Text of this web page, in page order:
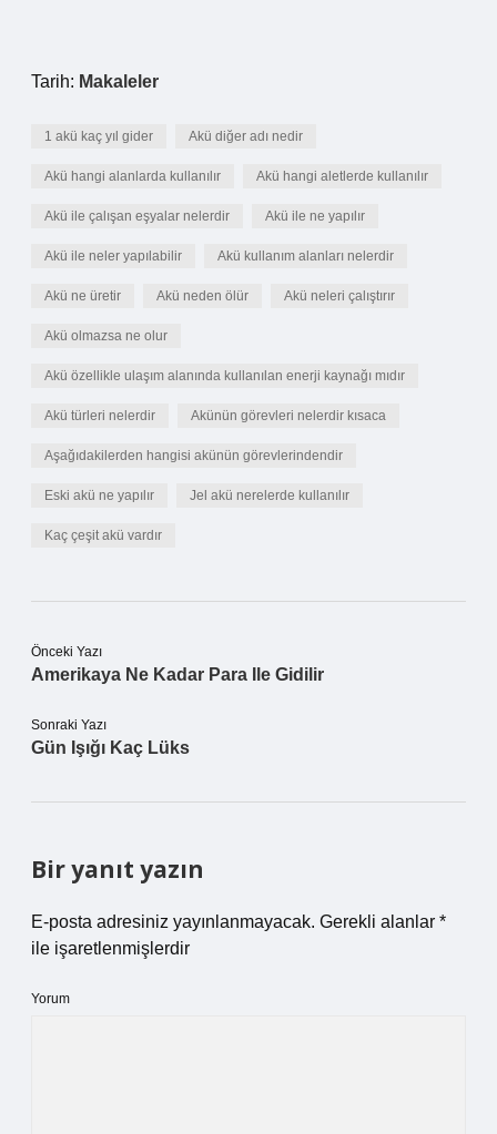
Tarih: Makaleler
1 akü kaç yıl gider Akü diğer adı nedir
Akü hangi alanlarda kullanılır Akü hangi aletlerde kullanılır
Akü ile çalışan eşyalar nelerdir Akü ile ne yapılır
Akü ile neler yapılabilir Akü kullanım alanları nelerdir
Akü ne üretir Akü neden ölür Akü neleri çalıştırır
Akü olmazsa ne olur
Akü özellikle ulaşım alanında kullanılan enerji kaynağı mıdır
Akü türleri nelerdir Akünün görevleri nelerdir kısaca
Aşağıdakilerden hangisi akünün görevlerindendir
Eski akü ne yapılır Jel akü nerelerde kullanılır
Kaç çeşit akü vardır
Önceki Yazı
Amerikaya Ne Kadar Para Ile Gidilir
Sonraki Yazı
Gün Işığı Kaç Lüks
Bir yanıt yazın
E-posta adresiniz yayınlanmayacak. Gerekli alanlar *
ile işaretlenmişlerdir
Yorum